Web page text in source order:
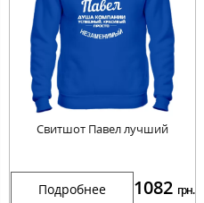
Свитшот Павел лучший
Подробнее 1082 грн.